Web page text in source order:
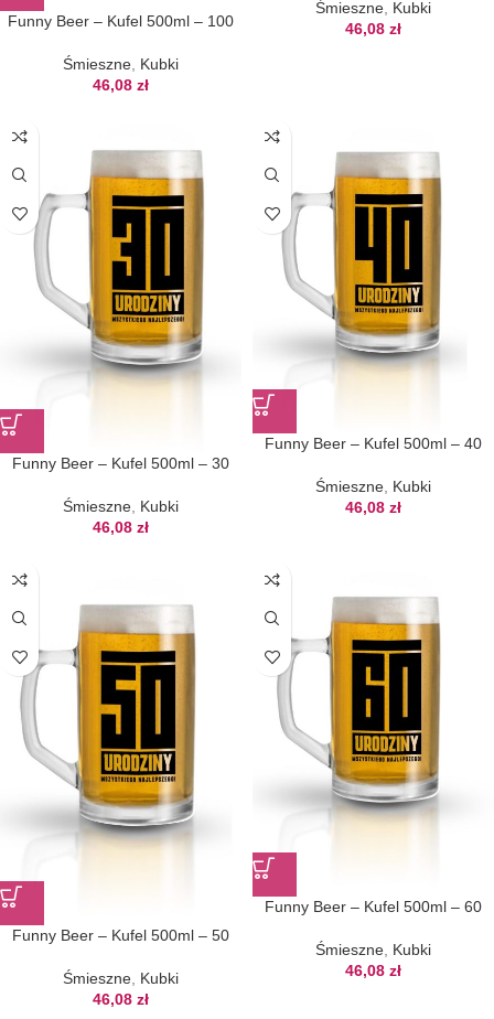
Funny Beer – Kufel 500ml – 100
Śmieszne Kubki
46,08 zł
Śmieszne Kubki
46,08 zł
Funny Beer – Kufel 500ml – 30
Śmieszne Kubki
46,08 zł
Funny Beer – Kufel 500ml – 40
Śmieszne, Kubki
46,08 zł
Funny Beer – Kufel 500ml – 50
Śmieszne Kubki
46,08 zł
Funny Beer – Kufel 500ml – 60
Śmieszne, Kubki
46,08 zł